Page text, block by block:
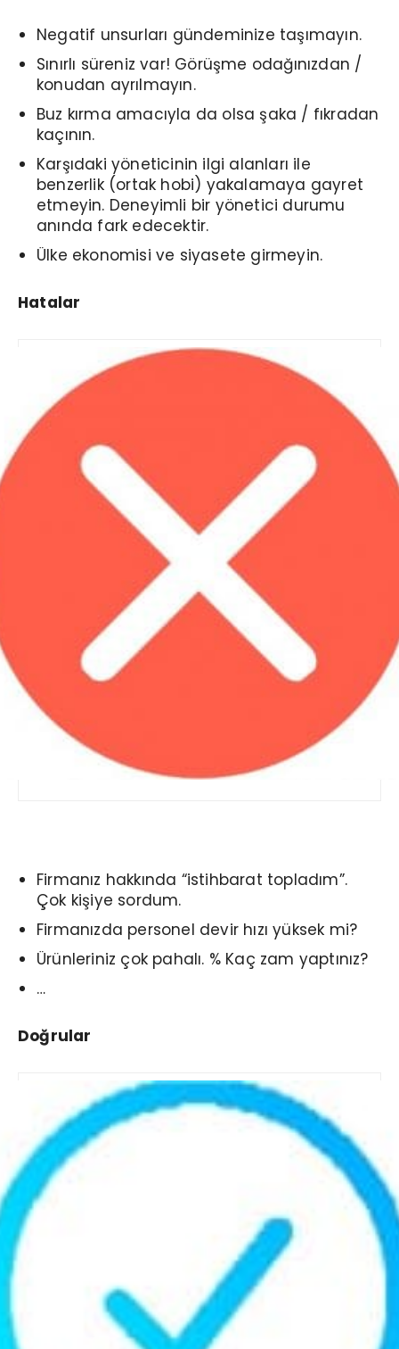
Negatif unsurları gündeminize taşımayın.
Sınırlı süreniz var! Görüşme odağınızdan /
konudan ayrılmayın.
Buz kırma amacıyla da olsa şaka / fıkradan
kaçının.
Karşıdaki yöneticinin ilgi alanları ile
benzerlik (ortak hobi) yakalamaya gayret
etmeyin. Deneyimli bir yönetici durumu
anında fark edecektir.
Ülke ekonomisi ve siyasete girmeyin.
Hatalar
Firmanız hakkında “istihbarat topladım”.
Çok kişiye sordum.
Firmanızda personel devir hızı yüksek mi?
Ürünleriniz çok pahalı. % Kaç zam yaptınız?
…
Doğrular